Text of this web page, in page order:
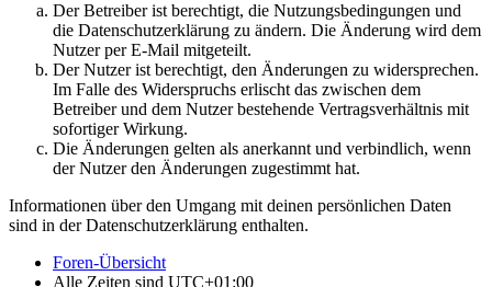
Der Betreiber ist berechtigt, die Nutzungsbedingungen und
die Datenschutzerklärung zu ändern. Die Änderung wird dem
Nutzer per E-Mail mitgeteilt.
Der Nutzer ist berechtigt, den Änderungen zu widersprechen.
Im Falle des Widerspruchs erlischt das zwischen dem
Betreiber und dem Nutzer bestehende Vertragsverhältnis mit
sofortiger Wirkung.
Die Änderungen gelten als anerkannt und verbindlich, wenn
der Nutzer den Änderungen zugestimmt hat.
Informationen über den Umgang mit deinen persönlichen Daten
sind in der Datenschutzerklärung enthalten.
Foren-Übersicht
Alle Zeiten sind UTC+01:00